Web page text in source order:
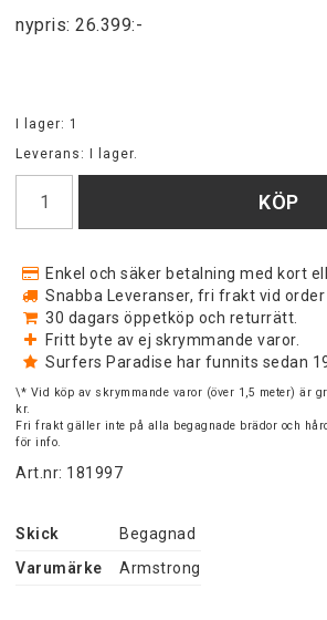
nypris: 26.399:-
I lager: 1
Leverans:
I lager.
KÖP
Enkel och säker betalning med kort
Snabba Leveranser, fri frakt vid
30 dagars öppetköp och returrätt.
Fritt byte av ej skrymmande varor.
Surfers Paradise har funnits sedan
\* Vid köp av skrymmande varor (över 1,5 meter) är
kr.
Fri frakt gäller inte på alla begagnade brädor och
för info.
Art.nr: 181997
Skick
Begagnad
Varumärke
Armstrong